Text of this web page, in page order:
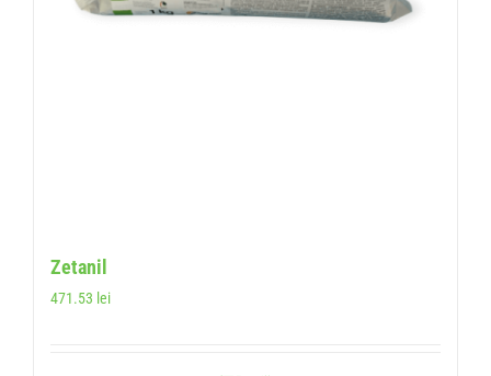
Zetanil
471.53 lei